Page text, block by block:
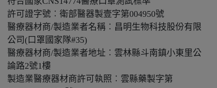
許可證字號︰衛部醫器製壹字第004950號
醫療器材商/製造業者名稱︰昌明生物科技股份有限
公司(口罩國家隊#35)
醫療器材商/製造業者地址︰雲林縣斗南鎮小東里公
論路2號1樓
製造業醫療器材商許可執照︰雲縣藥製字第